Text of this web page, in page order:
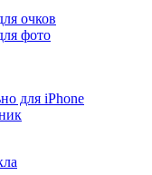
очков
фото
для iPhone